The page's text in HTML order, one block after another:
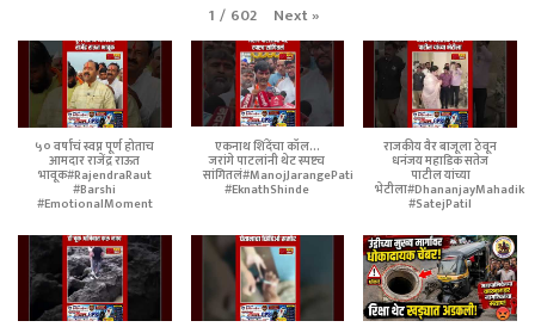
1 / 602 Next»
५० वर्षांचं स्वप्न पूर्ण होताच
आमदार राजेंद्र राऊत
भावूक#RajendraRaut
#Barshi
#EmotionalMoment
एकनाथ शिंदेंचा कॉल...
जरांगे पाटलांनी थेट स्पष्टच
सांगितलं#ManojJarangePatil
#EknathShinde
राजकीय वैर बाजूला ठेवून
धनंजय महाडिक सतेज
पाटील यांच्या
भेटीला#DhananjayMahadik
#SatejPatil